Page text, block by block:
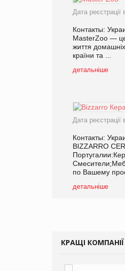
Дата реєстрації
Контакты:
MasterZoo — це
життя
країни та ...
детальніше
Дата реєстрації
Контакты:
BIZZARRO
по Вашему
детальніше
КРАЩІ КОМПАНІЇ